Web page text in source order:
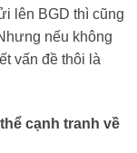
lên BGD thì cũng
nếu không
vấn đề thôi là
cạnh tranh về